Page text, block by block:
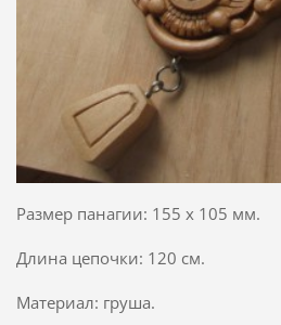
Размер панагии: 155 х 105 мм.
Длина цепочки: 120 см.
Материал: груша.